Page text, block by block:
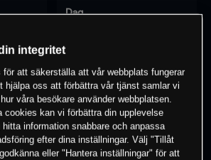
Dag
30 dagar
-
har enposition i detta
integritet
att säkerställa att vår webbplats fungerar
hjälpa oss att förbättra vår tjänst samlar vi
våra besökare använder webbplatsen.
cookies kan vi förbättra din upplevelse
information snabbare och anpassa
efter dina inställningar. Välj "Tillåt
eller "Hantera inställningar" för att